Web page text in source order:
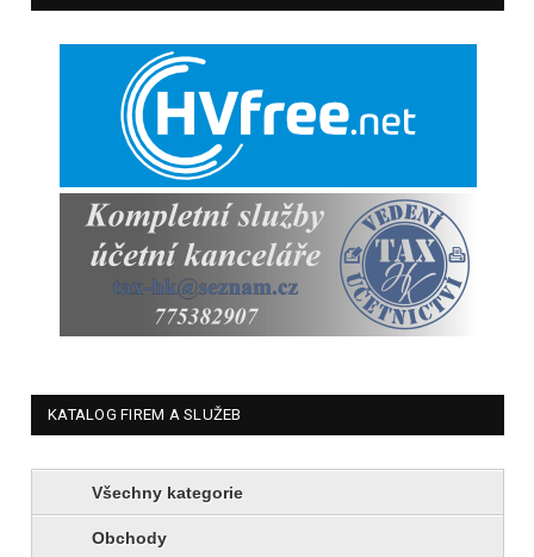
KATALOG FIREM A SLUŽEB
Všechny kategorie
Obchody